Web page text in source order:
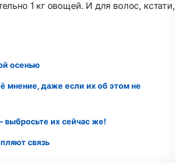
1 кг овощей. И для волос, кстати,
осенью
мнение, даже если их об этом не
их сейчас же!
связь